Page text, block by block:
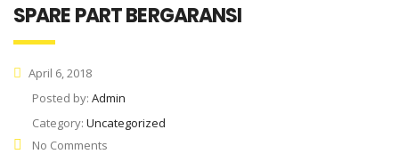
SPARE PART BERGARANSI
April 6, 2018
Posted by: Admin
Category: Uncategorized
No Comments